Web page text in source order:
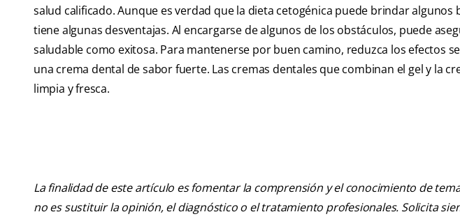
salud calificado. Aunque es verdad que la dieta cetogénica puede brindar algunos
tiene algunas desventajas. Al encargarse de algunos de los obstáculos, puede
saludable como exitosa. Para mantenerse por buen camino, reduzca los efectos
una crema dental de sabor fuerte. Las cremas dentales que combinan el gel y la
limpia y fresca.
La finalidad de este artículo es fomentar la comprensión y el conocimiento de
no es sustituir la opinión, el diagnóstico o el tratamiento profesionales. Solicita